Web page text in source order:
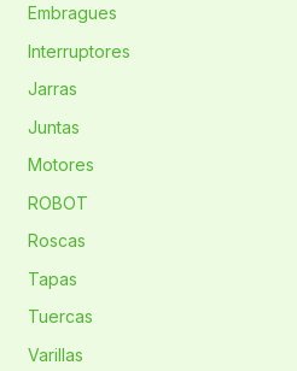
Embragues
Interruptores
Jarras
Juntas
Motores
ROBOT
Roscas
Tapas
Tuercas
Varillas